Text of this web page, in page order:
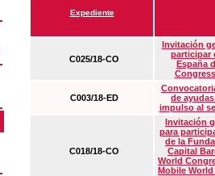
Expediente
C025/18-CO
Invitación
participar
España
C003/18-ED
de
impulso al
C018/18-CO
Invitación
para
de la
Capital
World
Mobile